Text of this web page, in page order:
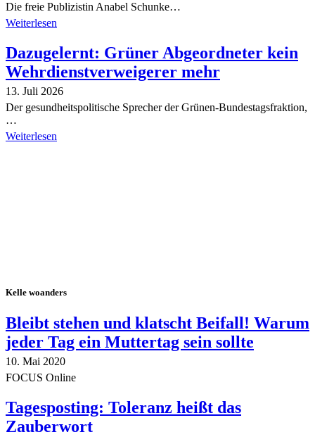
Die freie Publizistin Anabel Schunke…
Weiterlesen
Dazugelernt: Grüner Abgeordneter kein
Wehrdienstverweigerer mehr
13. Juli 2026
Der gesundheitspolitische Sprecher der Grünen-Bundestagsfraktion,
…
Weiterlesen
Kelle woanders
Bleibt stehen und klatscht Beifall! Warum
jeder Tag ein Muttertag sein sollte
10. Mai 2020
FOCUS Online
Tagesposting: Toleranz heißt das
Zauberwort